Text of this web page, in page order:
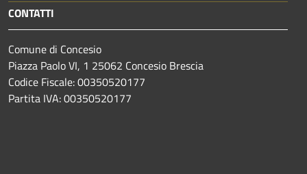
CONTATTI
Comune di Concesio
Piazza Paolo VI, 1 25062 Concesio Brescia
Codice Fiscale: 00350520177
Partita IVA: 00350520177